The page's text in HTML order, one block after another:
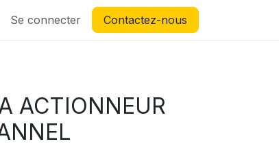
Se connecter Contactez-nous
ACTIONNEUR